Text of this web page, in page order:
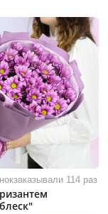
заказывали 114 раз